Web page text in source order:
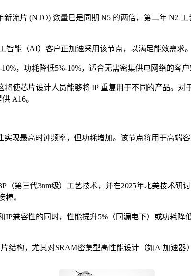
流片 (NTO) 数量已是同期 N5 的两倍，第二年 N2
能（AI）客户正加速采用该节点，以满足能效需求。
，功耗降低5%-10%，适合无需密集供电网络的客户
使芯片设计人员能够将 IP 重复用于不同的产品。
A16。
现最高时钟频率，但功耗增加。该节点将用于高端
（第三代3nm级）工艺技术，并在2025年北美技术
棒。
IP兼容性的同时，性能提升5%（同漏电下）或功耗
结构，尤其对SRAM密集型高性能设计（如AI加速器